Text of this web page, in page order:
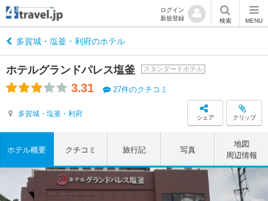
ログイン
新規登録
検索 MENU
多賀城・塩釜・利府のホテル
ホテルグランドパレス塩釜 スタンダードホテル
3.31 27件のクチコミ
多賀城・塩釜・利府 シェア クリップ
ホテル概要 クチコミ 旅行記 写真
地図
周辺情報